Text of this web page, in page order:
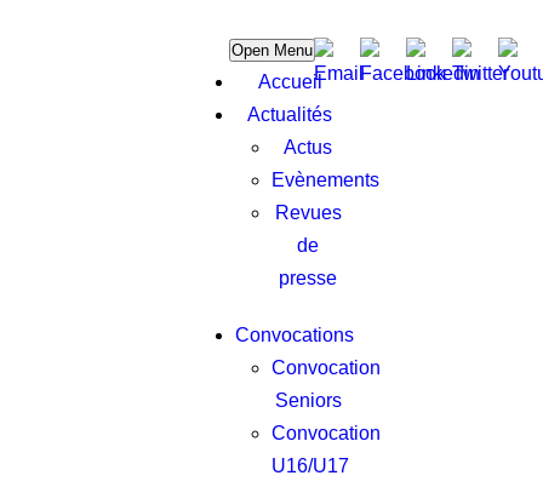
Open Menu
Accueil
Actualités
Actus
Evènements
Revues
de
presse
Convocations
Convocation
Seniors
Convocation
U16/U17